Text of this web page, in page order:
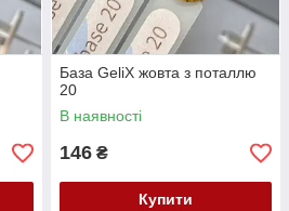
База GeliX жовта з поталлю
20
В наявності
146 ₴
Купити